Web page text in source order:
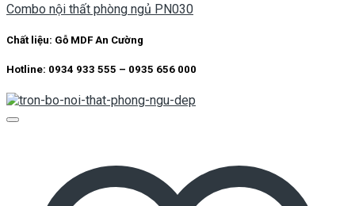
Combo nội thất phòng ngủ PN030
Chất liệu: Gỗ MDF An Cường
Hotline: 0934 933 555 – 0935 656 000